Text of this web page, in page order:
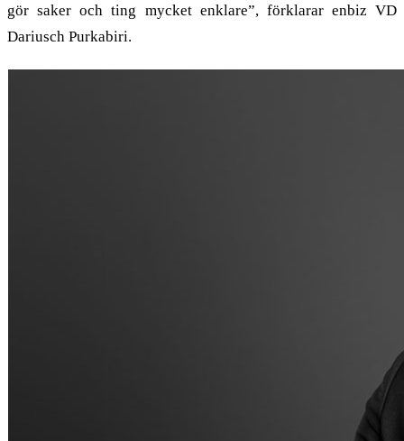
gör saker och ting mycket enklare”, förklarar enbiz VD
Dariusch Purkabiri.